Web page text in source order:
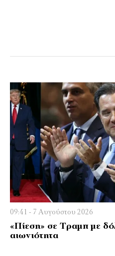
09:41 - 7 Αυγούστου 2026
«Πίεση» σε Τραμπ με
αιωνιότητα